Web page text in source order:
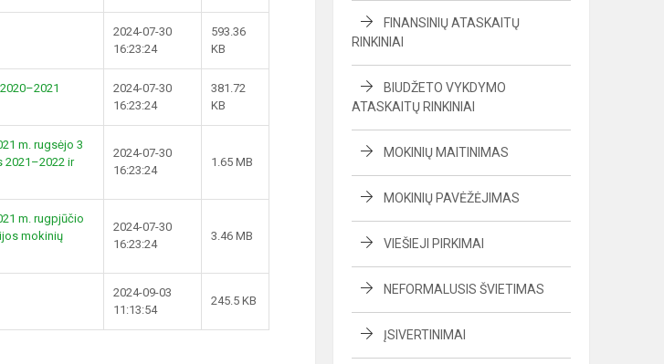
2024-07-30
16:23:24
593.36
KB
2024-07-30
16:23:24
381.72
KB
m. rugsėjo 3
2021–2022 ir
2024-07-30
16:23:24
1.65 MB
m. rugpjūčio
mokinių
2024-07-30
16:23:24
3.46 MB
2024-09-03
11:13:54
245.5 KB
FINANSINIŲ ATASKAITŲ
RINKINIAI
BIUDŽETO VYKDYMO
ATASKAITŲ RINKINIAI
MOKINIŲ MAITINIMAS
MOKINIŲ PAVĖŽĖJIMAS
VIEŠIEJI PIRKIMAI
NEFORMALUSIS ŠVIETIMAS
ĮSIVERTINIMAI